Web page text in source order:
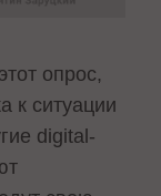
опрос,
к ситуации
digital-